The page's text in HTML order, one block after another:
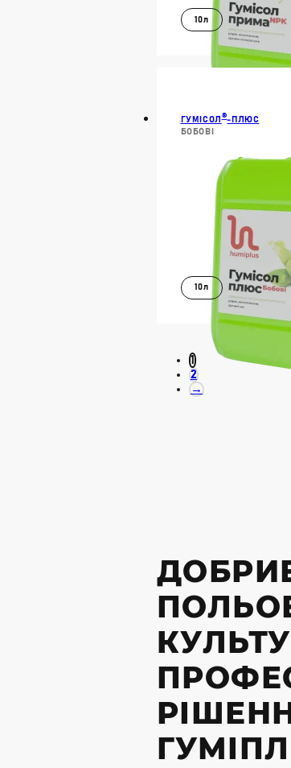
10л
В КОШИК
ГУМІСОЛ®-ПЛЮС
БОБОВІ
10л
В КОШИК
1
2
→